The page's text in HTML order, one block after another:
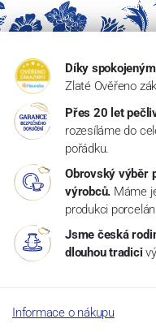
Díky
Zlaté Ověřeno
Přes 20 let
rozesíláme do
pořádku.
Obrovský výběr
výrobců. Máme
produkci
Jsme česká
dlouhou tradici
Informace o nákupu